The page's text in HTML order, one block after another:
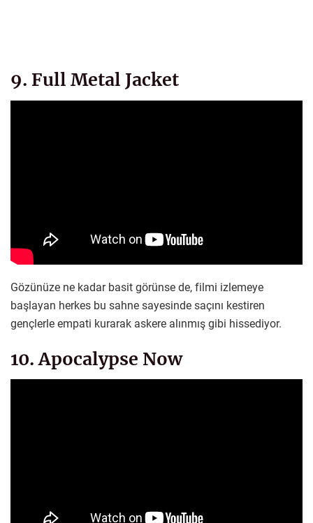
9. Full Metal Jacket
Gözünüze ne kadar basit görünse de, filmi izlemeye
başlayan herkes bu sahne sayesinde saçını kestiren
gençlerle empati kurarak askere alınmış gibi hissediyor.
10. Apocalypse Now